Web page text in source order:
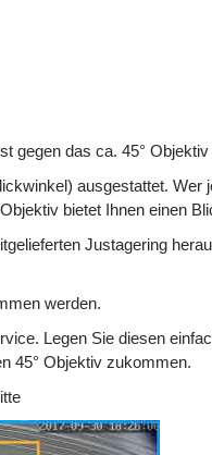
gegen das ca. 45° Objektiv
ausgestattet. Wer
bietet Ihnen einen
Justagering
werden.
. Legen Sie diesen
45° Objektiv zukommen.